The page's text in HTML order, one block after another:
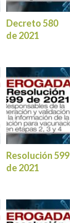
Decreto 580
de 2021
Resolución 599
de 2021